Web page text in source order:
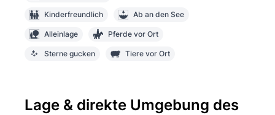
Kinderfreundlich Ab an den See
Alleinlage Pferde vor Ort
Sterne gucken Tiere vor Ort
Lage & direkte Umgebung des